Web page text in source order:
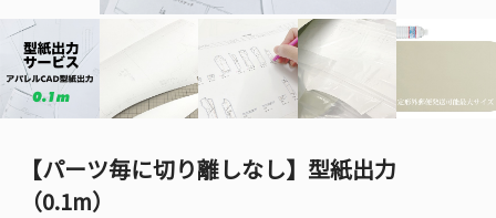
【パーツ毎に切り離しなし】型紙出力
（0.1m）